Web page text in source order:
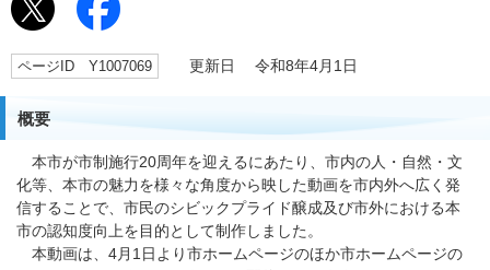
ページID Y1007069 更新日 令和8年4月1日
概要
本市が市制施行20周年を迎えるにあたり、市内の人・自然・文
化等、本市の魅力を様々な角度から映した動画を市内外へ広く発
信することで、市民のシビックプライド醸成及び市外における本
市の認知度向上を目的として制作しました。
本動画は、4月1日より市ホームページのほか市ホームページの